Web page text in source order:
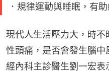
．規律運動與睡眠，有
現代人生活壓力大，時
性頭痛，是否會發生腦
經內科主診醫生劉一宏